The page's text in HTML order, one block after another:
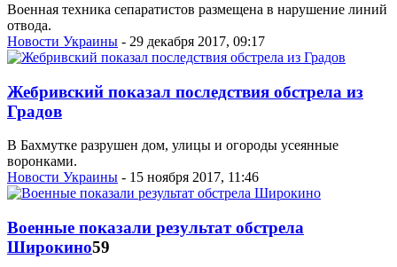
Военная техника сепаратистов размещена в нарушение линий
отвода.
Новости Украины - 29 декабря 2017, 09:17
Жебривский показал последствия обстрела из
Градов
В Бахмутке разрушен дом, улицы и огороды усеянные
воронками.
Новости Украины - 15 ноября 2017, 11:46
Военные показали результат обстрела
Широкино59